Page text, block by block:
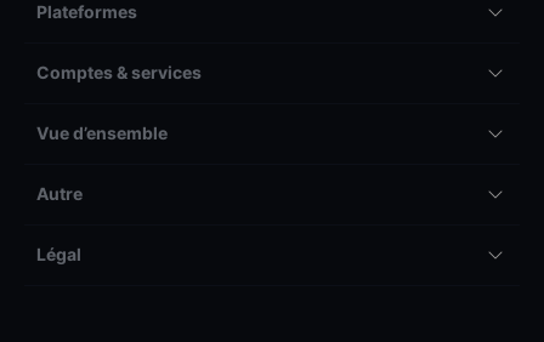
Plateformes
Comptes & services
Vue d’ensemble
Autre
Légal